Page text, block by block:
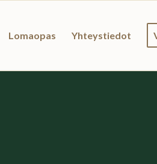
Lomaopas Yhteystiedot